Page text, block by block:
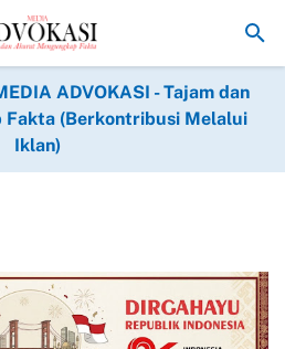
Perkuat Semangat Manunggal
ADVOKASI - Tajam dan
(Berkontribusi Melalui
Iklan)